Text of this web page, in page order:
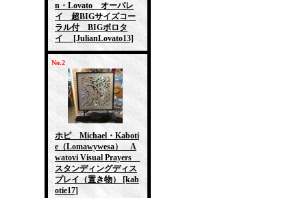
n・Lovato オーバレ
イ 超BIGサイズコー
ラル付 BIGボロタ
イ
[JulianLovato13]
No.2
ホピ Michael・Kaboti
e（Lomawywesa） A
watovi Visual Prayers
スタンディングディス
プレイ（置き物）
[kab
otie17]